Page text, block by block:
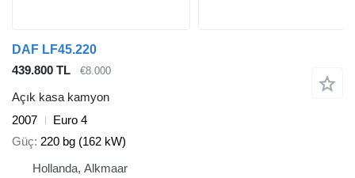
DAF LF45.220
439.800 TL
€8.000
Açık kasa kamyon
2007
Euro 4
Güç 220 bg (162 kW)
Hollanda, Alkmaar